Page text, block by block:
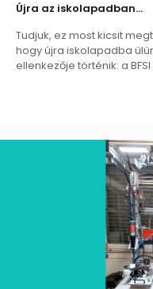
Újra az iskolapadban…
Tudjuk, ez most kicsit
hogy újra iskolapadba
ellenkezője történik: a